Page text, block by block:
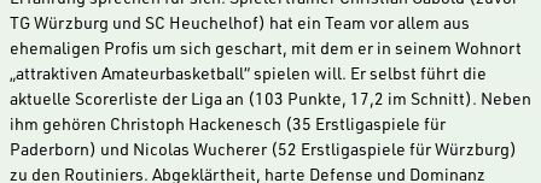
TG Würzburg und SC Heuchelhof) hat ein Team vor allem aus
ehemaligen Profis um sich geschart, mit dem er in seinem Wohnort
„attraktiven Amateurbasketball“ spielen will. Er selbst führt die
aktuelle Scorerliste der Liga an (103 Punkte, 17,2 im Schnitt). Neben
ihm gehören Christoph Hackenesch (35 Erstligaspiele für
Paderborn) und Nicolas Wucherer (52 Erstligaspiele für Würzburg)
zu den Routiniers. Abgeklärtheit, harte Defense und Dominanz